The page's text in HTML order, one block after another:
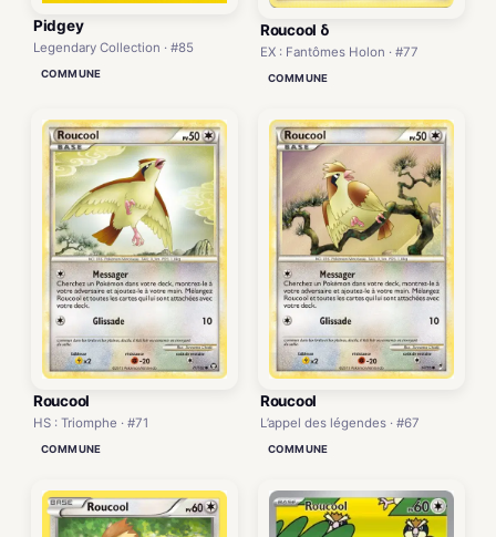
Pidgey
Legendary Collection · #85
COMMUNE
Roucool δ
EX : Fantômes Holon · #77
COMMUNE
Roucool
HS : Triomphe · #71
COMMUNE
Roucool
L’appel des légendes · #67
COMMUNE